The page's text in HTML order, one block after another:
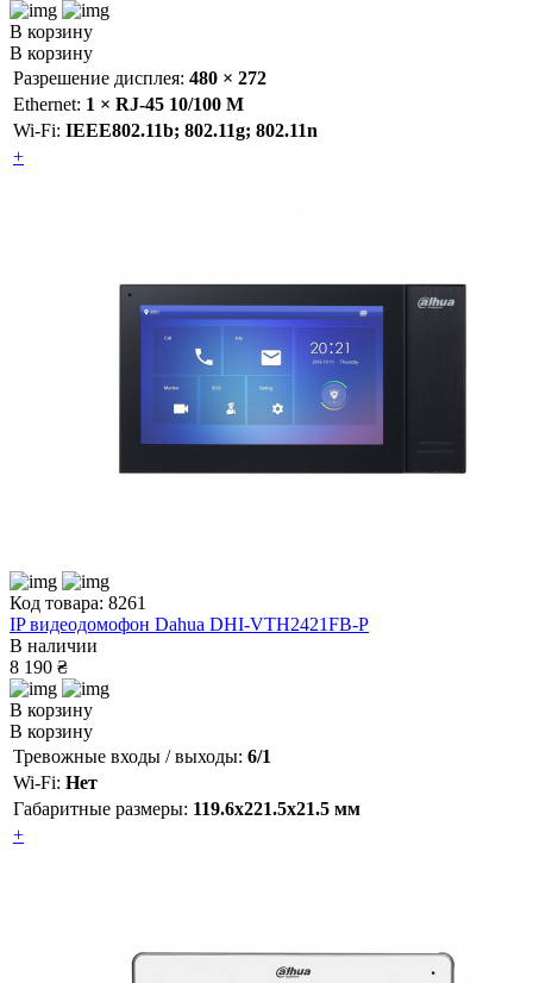
В корзину
В корзину
Разрешение дисплея: 480 × 272
Ethernet: 1 × RJ-45 10/100 M
Wi-Fi: IEEE802.11b; 802.11g; 802.11n
+
Код товара: 8261
IP видеодомофон Dahua DHI-VTH2421FB-P
В наличии
8 190 ₴
В корзину
В корзину
Тревожные входы / выходы: 6/1
Wi-Fi: Нет
Габаритные размеры: 119.6x221.5x21.5 мм
+